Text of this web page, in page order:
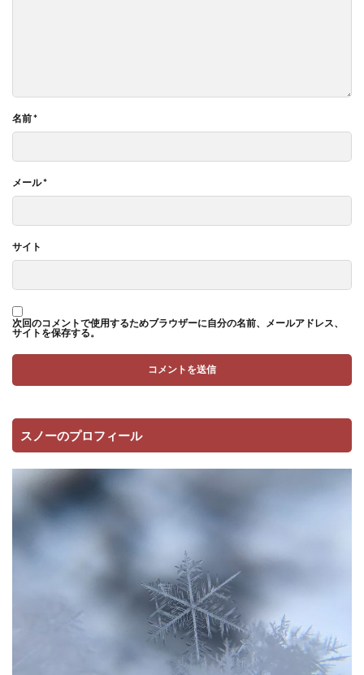
名前*
メール*
サイト
次回のコメントで使用するためブラウザーに自分の名前、メールアドレス、
サイトを保存する。
スノーのプロフィール